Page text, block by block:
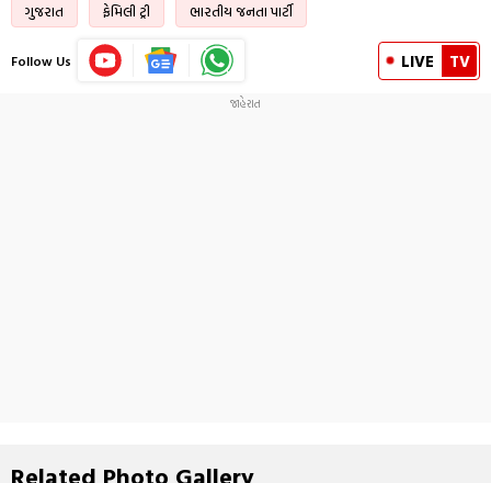
ગુજરાત ફેમિલી ટ્રી ભારતીય જનતા પાર્ટી
Follow Us LIVE TV